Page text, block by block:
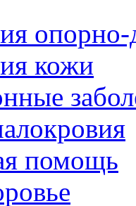
опорно-
кожи
помощь